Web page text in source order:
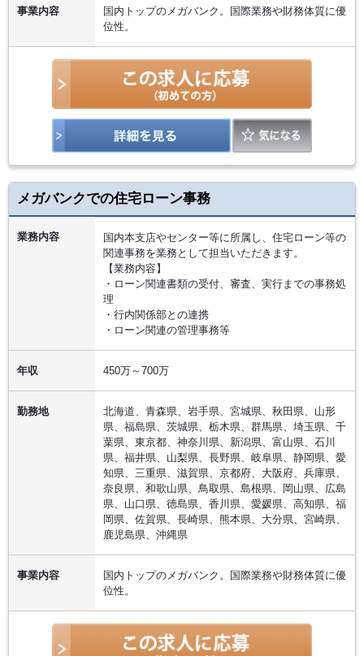
事業内容
国内トップのメガバンク。国際業務や財務体質に優
位性。
メガバンクでの住宅ローン事務
業務内容
国内本支店やセンター等に所属し、住宅ローン等の
関連事務を業務として担当いただきます。
【業務内容】
・ローン関連書類の受付、審査、実行までの事務処
理
・行内関係部との連携
・ローン関連の管理事務等
年収 450万～700万
勤務地
北海道、青森県、岩手県、宮城県、秋田県、山形
県、福島県、茨城県、栃木県、群馬県、埼玉県、千
葉県、東京都、神奈川県、新潟県、富山県、石川
県、福井県、山梨県、長野県、岐阜県、静岡県、愛
知県、三重県、滋賀県、京都府、大阪府、兵庫県、
奈良県、和歌山県、鳥取県、島根県、岡山県、広島
県、山口県、徳島県、香川県、愛媛県、高知県、福
岡県、佐賀県、長崎県、熊本県、大分県、宮崎県、
鹿児島県、沖縄県
事業内容
国内トップのメガバンク。国際業務や財務体質に優
位性。